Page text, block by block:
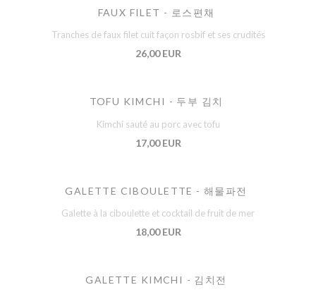
FAUX FILET - 로스편채
Tranches de faux filet cuit façon rosbif et ses crudités
26,00 EUR
TOFU KIMCHI - 두부 김치
Kimchi sauté au porc avec tofu
17,00 EUR
GALETTE CIBOULETTE - 해물파전
Galette à la ciboulette et cocktail de fruit de mer
18,00 EUR
GALETTE KIMCHI - 김치전